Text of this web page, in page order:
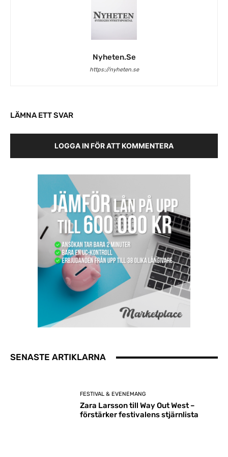
Nyheten.se
https://nyheten.se
LÄMNA ETT SVAR
LOGGA IN FÖR ATT KOMMENTERA
SENASTE ARTIKLARNA
FESTIVAL & EVENEMANG
Zara Larsson till Way Out West –
förstärker festivalens stjärnlista